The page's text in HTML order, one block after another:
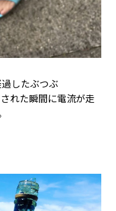
したぶつぶ
れた瞬間に電流が走